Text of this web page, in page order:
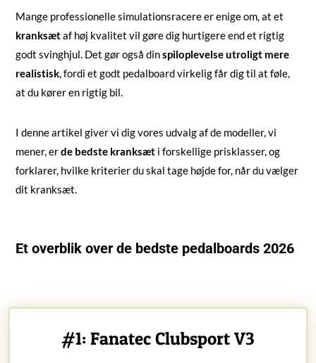
Mange professionelle simulationsracere er enige om, at et
kranksætaf høj kvalitet vil gøre dig hurtigere end et rigtig
godt svinghjul. Det gør også dinspiloplevelse utroligt mere
realistisk, fordi et godt pedalboard virkelig får dig til at føle,
at du kører en rigtig bil.
I denne artikel giver vi dig vores udvalg af de modeller, vi
mener, erde bedste kranksæt i forskellige prisklasser, og
forklarer, hvilke kriterier du skal tage højde for, når du vælger
dit kranksæt.
Et overblik over de bedste pedalboards 2026
#1: Fanatec Clubsport V3